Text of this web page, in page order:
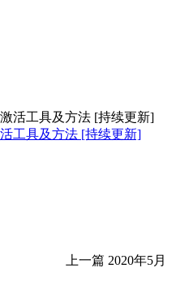
活工具及方法 [持续更新]
上一篇 2020年5月